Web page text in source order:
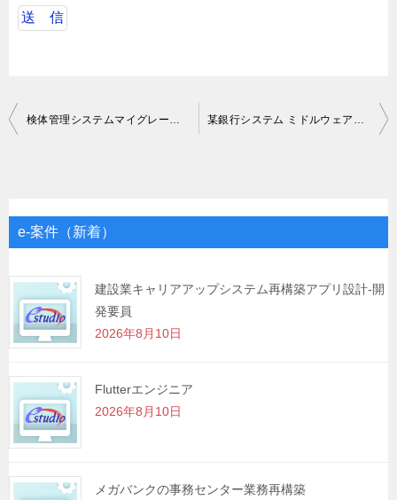
投
ゲ
シ
ョ
ン
検体管理システムマイグレーション 結合テスト仕様書作成 某銀行システム ミドルウェア制御/非機能制御開発
e-案件（新着）
建設業キャリアアップシステム再構築アプリ設計-開
発要員
2026年8月10日
Flutterエンジニア
2026年8月10日
メガバンクの事務センター業務再構築